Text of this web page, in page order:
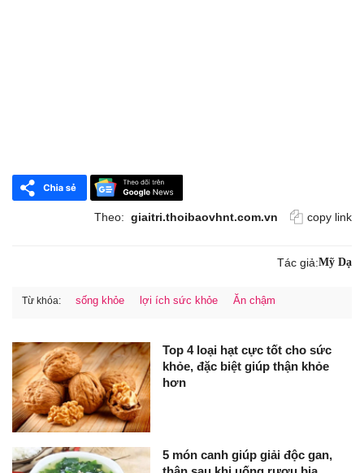
Theo: giaitri.thoibaovhnt.com.vn copy link
Tác giả:Mỹ Dạ
Từ khóa: sống khỏe lợi ích sức khỏe Ăn chậm
Top 4 loại hạt cực tốt cho sức
khỏe, đặc biệt giúp thận khỏe
hơn
5 món canh giúp giải độc gan,